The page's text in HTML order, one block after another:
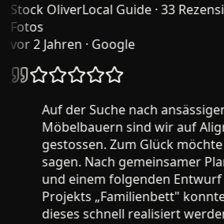
Stock OliverLocal Guide · 33
Fotos
vor 2 Jahren· Google
Auf der Suche nach ansässigen
Möbelbauern sind wir auf
gestossen. Zum Glück möchte
sagen. Nach gemeinsamer
und einem folgenden Entwurf
Projekts „Familienbett" konnte
dieses schnell realisiert